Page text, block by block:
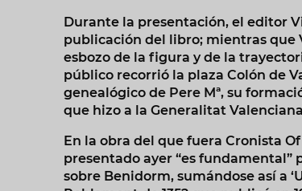
Durante la presentación, el editor
publicación del libro; mientras que
esbozo de la figura y de la
público recorrió la plaza Colón de
genealógico de Pere Mª, su
que hizo a la Generalitat
En la obra del que fuera Cronista
presentado ayer “es fundamental”
sobre Benidorm, sumándose así a